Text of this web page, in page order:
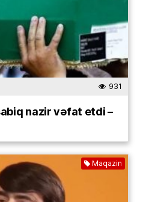
931
nazir vəfat etdi –
Maqazin